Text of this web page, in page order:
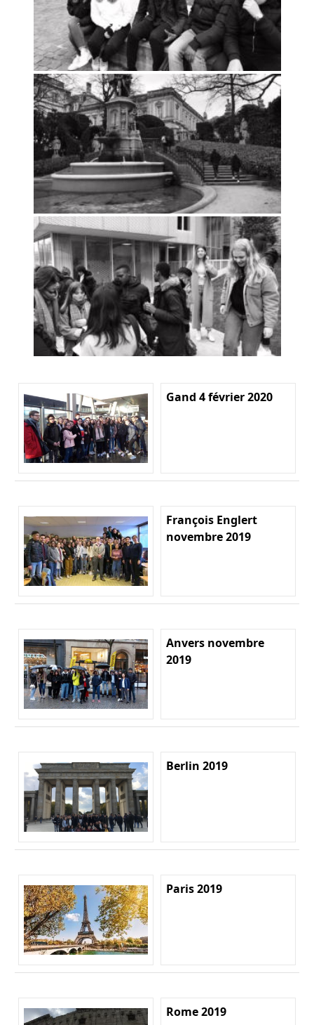
Gand 4 février 2020
François Englert
novembre 2019
Anvers novembre
2019
Berlin 2019
Paris 2019
Rome 2019